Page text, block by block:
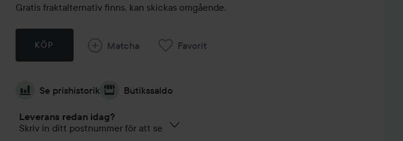
Gratis fraktalternativ finns, kan skickas omgående.
KÖP Matcha Favorit
Se prishistorik Butikssaldo
Leverans redan idag?
Skriv in ditt postnummer för att se